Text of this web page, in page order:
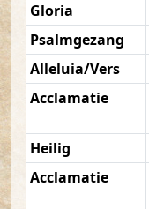
Gloria
Psalmgezang
Alleluia/Vers
Acclamatie
Heilig
Acclamatie